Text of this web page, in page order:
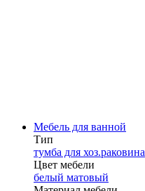
Мебель для ванной
Тип
тумба для хоз.раковина
Цвет мебели
белый матовый